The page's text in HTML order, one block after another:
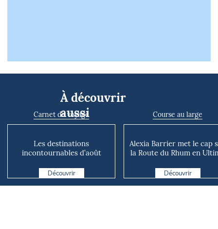
À découvrir
aussi
Carnet de voyage
Les destinations
incontournables d’août
Découvrir
Course au large
Alexia Barrier met le cap
la Route du Rhum en
Découvrir